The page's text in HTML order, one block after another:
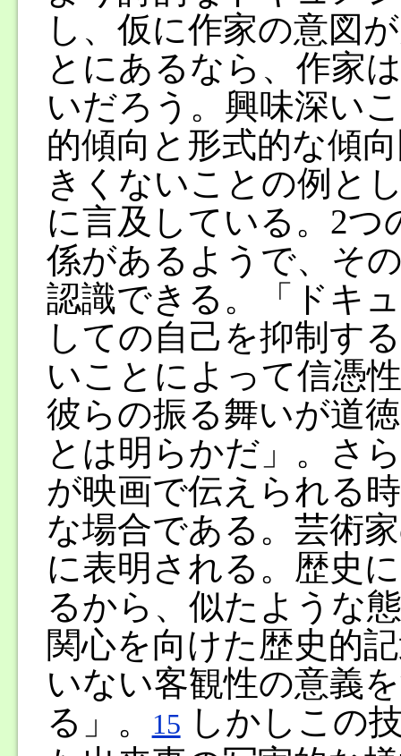
し、仮に作家の意図
とにあるなら、作家
いだろう。興味深い
的傾向と形式的な傾
きくないことの例と
に言及している。2つ
係があるようで、そ
認識できる。「ドキ
しての自己を抑制す
いことによって信憑
彼らの振る舞いが道
とは明らかだ」。さ
が映画で伝えられる
な場合である。芸術
に表明される。歴史
るから、似たような
関心を向けた歴史的
いない客観性の意義
る」。
15 しかしこの